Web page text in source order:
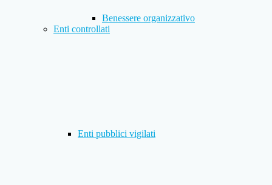
Benessere organizzativo
Enti controllati
Enti pubblici vigilati